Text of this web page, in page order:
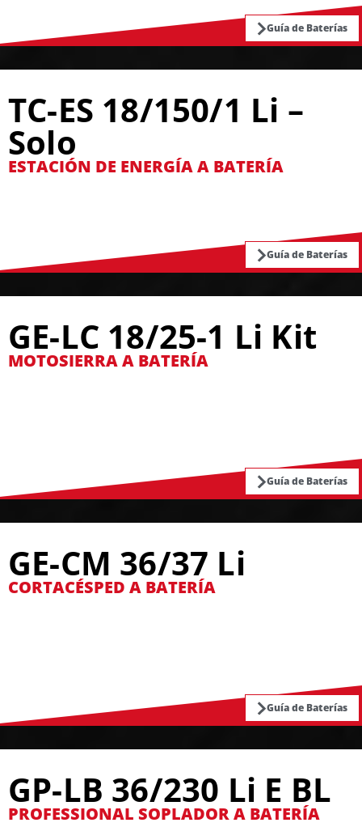
Guía de Baterías
TC-ES 18/150/1 Li –
Solo
ESTACIÓN DE ENERGÍA A BATERÍA
Guía de Baterías
GE-LC 18/25-1 Li Kit
MOTOSIERRA A BATERÍA
Guía de Baterías
GE-CM 36/37 Li
CORTACÉSPED A BATERÍA
Guía de Baterías
GP-LB 36/230 Li E BL
PROFESSIONAL SOPLADOR A BATERÍA